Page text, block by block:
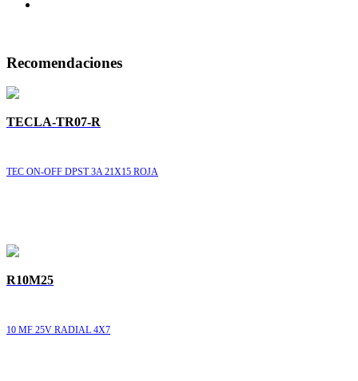
Recomendaciones
TECLA-TR07-R
TEC ON-OFF DPST 3A 21X15 ROJA
R10M25
10 MF 25V RADIAL 4X7